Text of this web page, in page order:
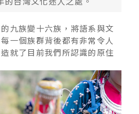
九族變十六族，將語系與文
一個族群背後都有非常令人
就了目前我們所認識的原住